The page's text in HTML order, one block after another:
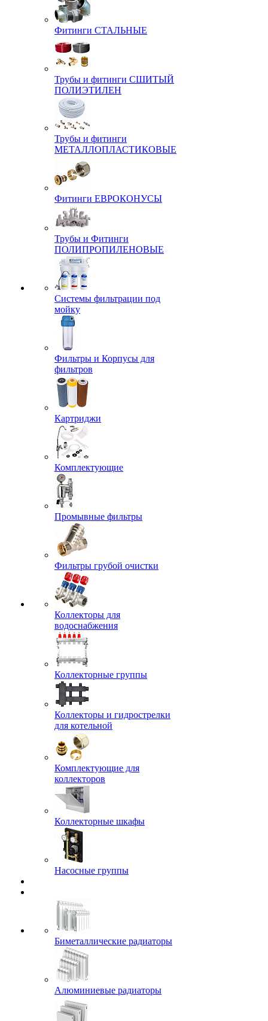
Фитинги СТАЛЬНЫЕ
Трубы и фитинги СШИТЫЙ
ПОЛИЭТИЛЕН
Трубы и фитинги
МЕТАЛЛОПЛАСТИКОВЫЕ
Фитинги ЕВРОКОНУСЫ
Трубы и Фитинги
ПОЛИПРОПИЛЕНОВЫЕ
Системы фильтрации под
мойку
Фильтры и Корпусы для
фильтров
Картриджи
Комплектующие
Промывные фильтры
Фильтры грубой очистки
Коллекторы для
водоснабжения
Коллекторные группы
Коллекторы и гидрострелки
для котельной
Комплектующие для
коллекторов
Коллекторные шкафы
Насосные группы
Биметаллические радиаторы
Алюминиевые радиаторы